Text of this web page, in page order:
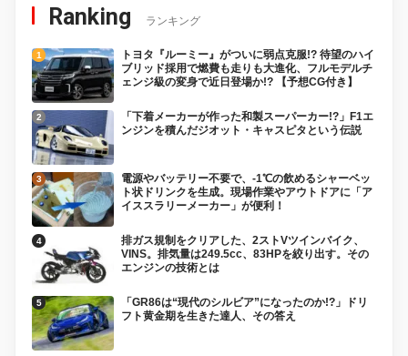
Ranking ランキング
トヨタ『ルーミー』がついに弱点克服!? 待望のハイ
ブリッド採用で燃費も走りも大進化、フルモデルチ
ェンジ級の変身で近日登場か!? 【予想CG付き】
「下着メーカーが作った和製スーパーカー!?」F1エ
ンジンを積んだジオット・キャスピタという伝説
電源やバッテリー不要で、-1℃の飲めるシャーベッ
ト状ドリンクを生成。現場作業やアウトドアに「ア
イススラリーメーカー」が便利！
排ガス規制をクリアした、2ストVツインバイク、
VINS。排気量は249.5cc、83HPを絞り出す。その
エンジンの技術とは
「GR86は“現代のシルビア”になったのか!?」ドリ
フト黄金期を生きた達人、その答え